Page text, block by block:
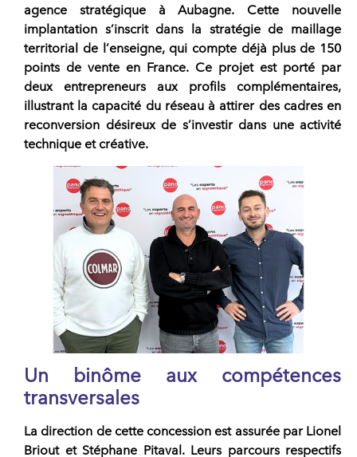
agence stratégique àAubagne. Cette nouvelle
implantation s’inscrit dans la stratégie de maillage
territorial de l’enseigne, qui compte déjà plus de 150
points de vente en France. Ce projet est porté par
deux entrepreneurs aux profils complémentaires,
illustrant la capacité du réseauà attirer des cadres en
reconversion désireux de s’investir dans une activité
technique et créative.
Un binôme aux compétences
transversales
La direction de cette concession est assurée par Lionel
Brioutet Stéphane Pitaval . Leurs parcours respectifs